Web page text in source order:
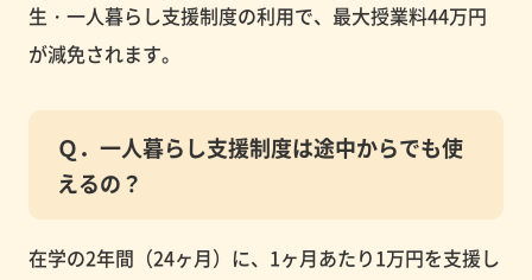
生・一人暮らし支援制度の利用で、最大授業料44万円
が減免されます。
Ｑ．一人暮らし支援制度は途中からでも使
えるの？
在学の2年間（24ヶ月）に、1ヶ月あたり1万円を支援し